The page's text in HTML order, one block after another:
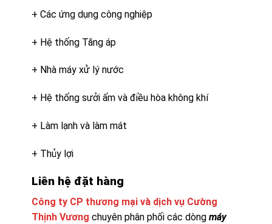
+ Các ứng dụng công nghiệp
+ Hệ thống Tăng áp
+ Nhà máy xử lý nước
+ Hệ thống sưởi ấm và điều hòa không khí
+ Làm lạnh và làm mát
+ Thủy lợi
Liên hệ đặt hàng
Công ty CP thương mại và dịch vụ Cường
Thịnh Vương chuyên phân phối các dòng máy